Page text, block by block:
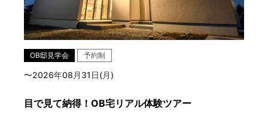
OB邸見学会 予約制
〜2026年08月31日(月)
目で見て納得！OB宅リアル体験ツアー